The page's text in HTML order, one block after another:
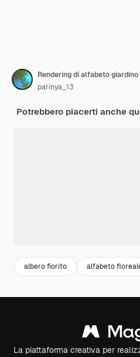
parinya_13
Potrebbero piacerti anche
albero fiorito alfabeto
La piattaforma creativa per